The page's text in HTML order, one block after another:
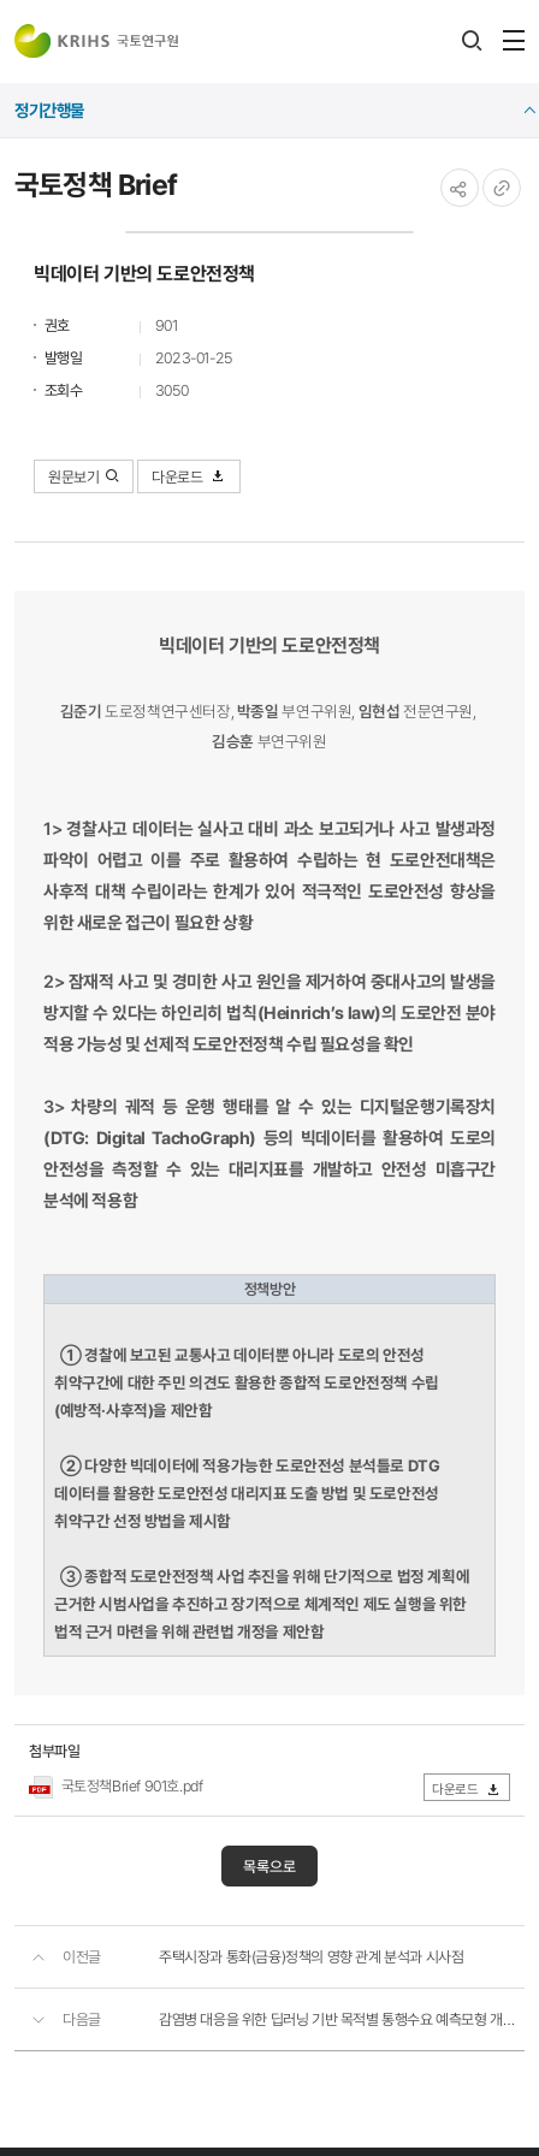
국토정책 Brief
정기간행물
빅데이터 기반의 도로안전정책
권호
901
발행일
2023-01-25
조회수
3050
원문보기 다운로드
빅데이터 기반의 도로안전정책
김준기 도로정책연구센터장, 박종일 부연구위원, 임현섭 전문연구원,
김승훈 부연구위원
1>경찰사고 데이터는 실사고 대비 과소 보고되거나 사고 발생과정
파악이 어렵고 이를 주로 활용하여 수립하는 현 도로안전대책은
사후적 대책 수립이라는 한계가 있어 적극적인 도로안전성 향상을
위한 새로운 접근이 필요한 상황
2>잠재적 사고 및 경미한 사고 원인을 제거하여 중대사고의 발생을
방지할 수 있다는 하인리히 법칙(Heinrich’s law)의 도로안전 분야
적용 가능성 및 선제적 도로안전정책 수립 필요성을 확인
3>차량의 궤적 등 운행 행태를 알 수 있는 디지털운행기록장치
(DTG: Digital TachoGraph) 등의 빅데이터를 활용하여 도로의
안전성을 측정할 수 있는 대리지표를 개발하고 안전성 미흡구간
분석에 적용함
정책방안
①경찰에 보고된 교통사고 데이터뿐 아니라 도로의 안전성
취약구간에 대한 주민 의견도 활용한 종합적 도로안전정책 수립
(예방적·사후적)을 제안함
②다양한 빅데이터에 적용가능한 도로안전성 분석틀로 DTG
데이터를 활용한 도로안전성 대리지표 도출 방법 및 도로안전성
취약구간 선정 방법을 제시함
③종합적 도로안전정책 사업 추진을 위해 단기적으로 법정 계획에
근거한 시범사업을 추진하고 장기적으로 체계적인 제도 실행을 위한
법적 근거 마련을 위해 관련법 개정을 제안함
첨부파일
국토정책Brief 901호.pdf
다운로드
목록으로
이전글 주택시장과 통화(금융)정책의 영향 관계 분석과 시사점
다음글 감염병 대응을 위한 딥러닝 기반 목적별 통행수요 예측모형 개발 연구